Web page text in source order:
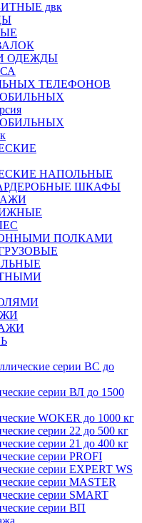
двк
ОДЕЖДЫ
ТЕЛЕФОНОВ
НАПОЛЬНЫЕ
ШКАФЫ
ПОЛКАМИ
серии ВС до
серии ВЛ до 1500
WOKER до 1000 кг
серии 22 до 500 кг
серии 21 до 400 кг
серии PROFI
серии EXPERT WS
серии MASTER
серии SMART
серии ВП